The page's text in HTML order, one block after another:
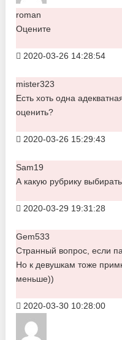
roman
Оцените
2020-03-26 14:28:54
mister323
Есть хоть одна
оценить?
2020-03-26 15:29:43
Sam19
А какую рубрику
2020-03-29 19:31:28
Gem533
Странный вопрос, если
Но к девушкам тоже
меньше))
2020-03-30 10:28:00